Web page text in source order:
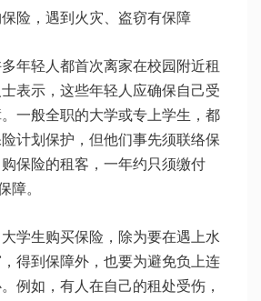
险，遇到火灾、盗窃有保障
年轻人都首次离家在校园附近租
表示，这些年轻人应确保自己受
一般全职的大学或专上学生，都
计划保护，但他们事先须联络保
保险的租客，一年约只须缴付
障。
学生购买保险，除为要在遇上水
得到保障外，也要为避免负上连
例如，有人在自己的租处受伤，